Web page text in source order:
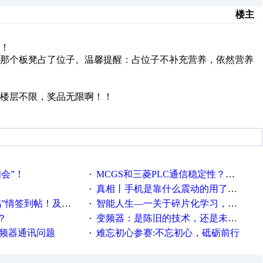
楼主
个板凳占了位子。温馨提醒：占位子不补充营养，依然营养
层不限，奖品无限啊！！
”！ · MCGS和三菱PLC通信稳定性？？？
· 真相丨手机是靠什么震动的用了这么多年才知道！
时更新在线研讨会预告
·
智能人生—一关于碎片化学习，看这一篇就够了！
· 变频器：是陈旧的技术，还是未来的幕后英雄？
器通讯问题
· 难忘初心参赛:不忘初心，砥砺前行